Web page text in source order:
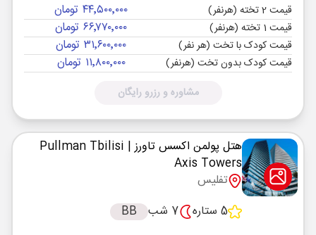
قیمت 2 تخته (هرنفر) ۴۴٬۵۰۰٬۰۰۰ تومان
قیمت 1 تخته (هرنفر) ۶۶٬۷۷۰٬۰۰۰ تومان
قیمت کودک با تخت (هر نفر) ۳۱٬۶۰۰٬۰۰۰ تومان
قیمت کودک بدون تخت (هرنفر) ۱۱٬۸۰۰٬۰۰۰ تومان
مشاوره و رزرو رایگان
هتل پولمن اکسس تاورز | Pullman Tbilisi
Axis Towers
تفلیس
5 ستاره
7 شب BB